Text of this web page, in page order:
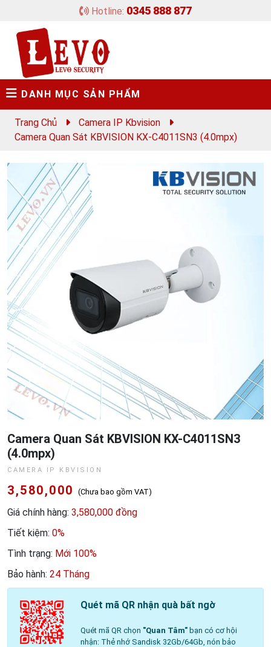
Hotline: 0345 888 877
DANH MỤC SẢN PHẨM
Trang Chủ
Camera IP Kbvision
Camera Quan Sát KBVISION KX-C4011SN3 (4.0mpx)
Camera Quan Sát KBVISION KX-C4011SN3
(4.0mpx)
CAMERA IP KBVISION
3,580,000 (Chưa bao gồm VAT)
Giá chính hàng: 3,580,000 đồng
Tiết kiệm: 0%
Tình trạng: Mới 100%
Bảo hành: 24 Tháng
Quét mã QR nhận quà bất ngờ
Quét mã QR chọn "Quan Tâm"bạn có cơ hội
nhận: Thẻ nhớ Sandisk 32Gb/64Gb, nón bảo